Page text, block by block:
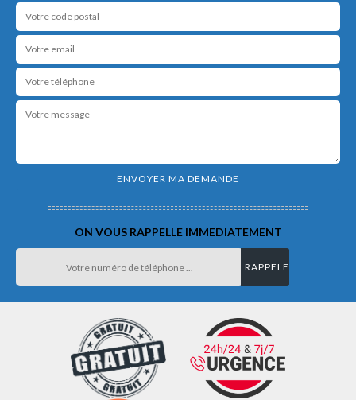
ON VOUS RAPPELLE IMMEDIATEMENT